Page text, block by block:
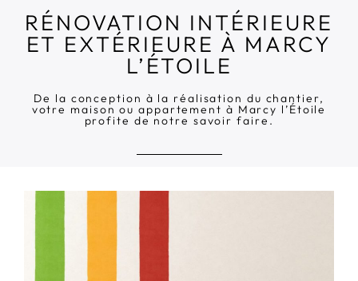
RÉNOVATION INTÉRIEURE
ET EXTÉRIEURE À MARCY
L’ÉTOILE
De la conception à la réalisation du chantier,
votre maison ou appartement à Marcy l’Étoile
profite de notre savoir faire.